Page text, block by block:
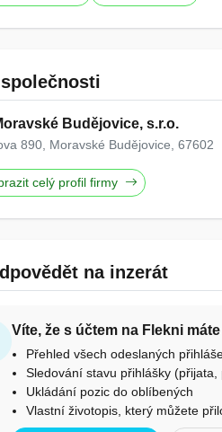
Budějovice, s.r.o.
890, Moravské Budějovice, 67602
celý profil firmy
na inzerát
Víte, že s účtem na Flekni
Přehled všech odeslaných
Sledování stavu přihlášky
Ukládání pozic do oblíbených
Vlastní životopis, který můžete